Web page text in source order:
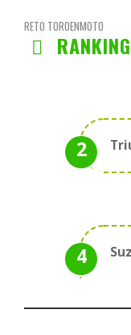
RETO TOROENMOTO